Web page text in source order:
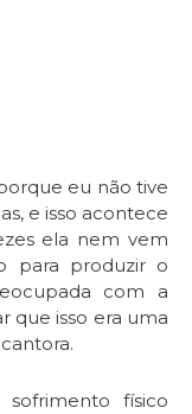
eu não tive
e isso acontece
ela nem vem
para produzir o
com a
que isso era uma
físico